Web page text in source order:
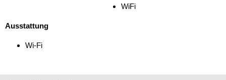
WiFi
Ausstattung
Wi-Fi